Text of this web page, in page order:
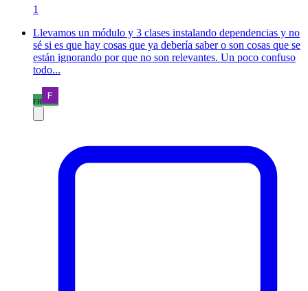
1
Llevamos un módulo y 3 clases instalando dependencias y no
sé si es que hay cosas que ya debería saber o son cosas que se
están ignorando por que no son relevantes. Un poco confuso
todo...
FH